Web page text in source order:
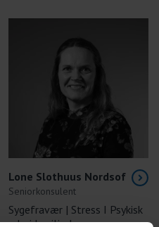
Lone Slothuus Nordsof
Seniorkonsulent
Sygefravær | Stress I Psykisk
arbejdsmiljø I